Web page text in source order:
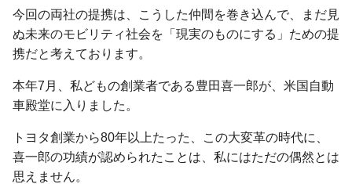
今回の両社の提携は、こうした仲間を巻き込んで、まだ見
ぬ未来のモビリティ社会を「現実のものにする」ための提
携だと考えております。
本年7月、私どもの創業者である豊田喜一郎が、米国自動
車殿堂に入りました。
トヨタ創業から80年以上たった、この大変革の時代に、
喜一郎の功績が認められたことは、私にはただの偶然とは
思えません。